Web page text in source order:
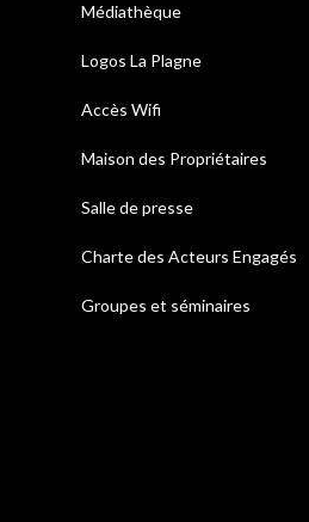
Médiathèque
Logos La Plagne
Accès Wifi
Maison des Propriétaires
Salle de presse
Charte des Acteurs Engagés
Groupes et séminaires